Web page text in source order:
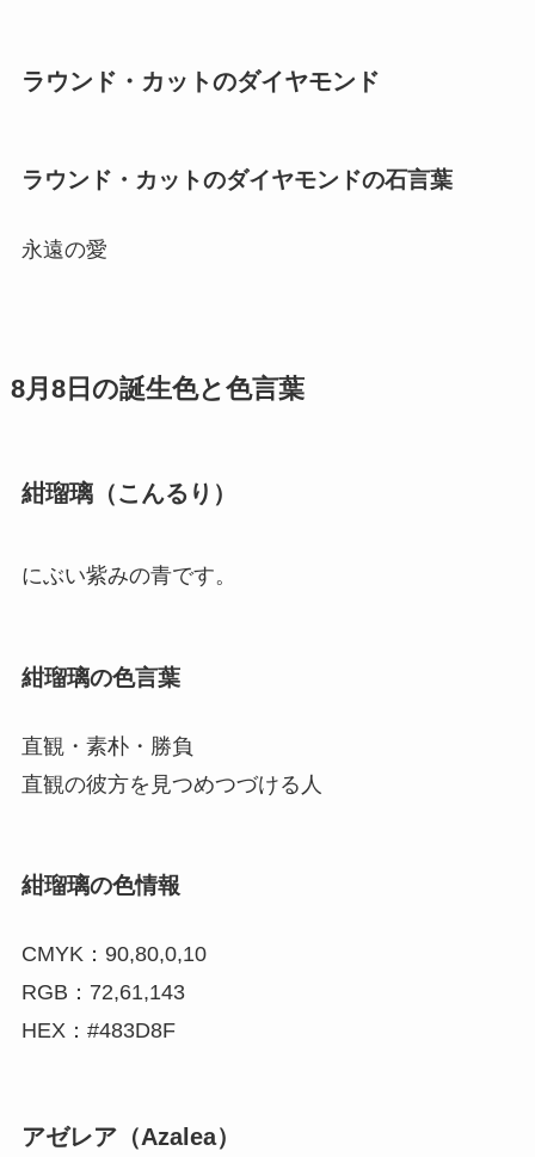
ラウンド・カットのダイヤモンド
ラウンド・カットのダイヤモンドの石言葉
永遠の愛
8月8日の誕生色と色言葉
紺瑠璃（こんるり）
にぶい紫みの青です。
紺瑠璃の色言葉
直観・素朴・勝負
直観の彼方を見つめつづける人
紺瑠璃の色情報
CMYK：90,80,0,10
RGB：72,61,143
HEX：#483D8F
アゼレア（Azalea）